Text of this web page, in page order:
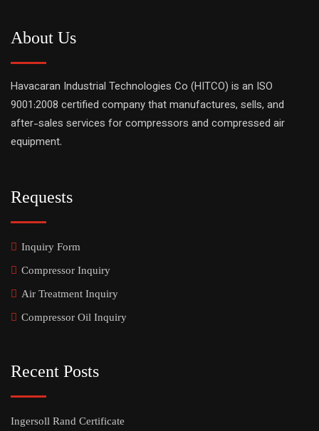
About Us
Havacaran Industrial Technologies Co (HITCO) is an ISO
9001:2008 certified company that manufactures, sells, and
after-sales services for compressors and compressed air
equipment.
Requests
Inquiry Form
Compressor Inquiry
Air Treatment Inquiry
Compressor Oil Inquiry
Recent Posts
Ingersoll Rand Certificate